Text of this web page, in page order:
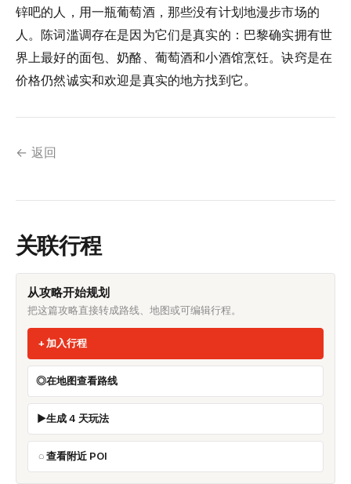
锌吧的人，用一瓶葡萄酒，那些没有计划地漫步市场的
人。陈词滥调存在是因为它们是真实的：巴黎确实拥有世
界上最好的面包、奶酪、葡萄酒和小酒馆烹饪。诀窍是在
价格仍然诚实和欢迎是真实的地方找到它。
← 返回
关联行程
从攻略开始规划
把这篇攻略直接转成路线、地图或可编辑行程。
加入行程
在地图查看路线
生成 4 天玩法
查看附近 POI